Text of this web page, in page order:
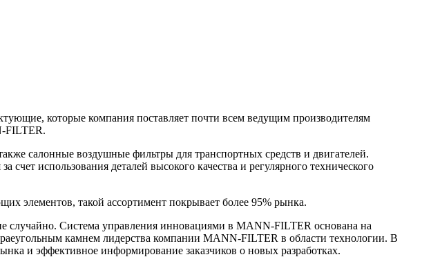
которые компания поставляет почти всем ведущим производителям
FILTER.
салонные воздушные фильтры для транспортных средств и двигателей.
использования деталей высокого качества и регулярного технического
элементов, такой ассортимент покрывает более 95% рынка.
случайно. Система управления инновациями в MANN-FILTER основана на
камнем лидерства компании MANN-FILTER в области технологии. В
и эффективное информирование заказчиков о новых разработках.